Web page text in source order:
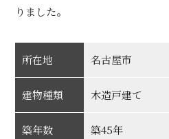
りました。
所在地 名古屋市
建物種類 木造戸建て
築年数 築45年